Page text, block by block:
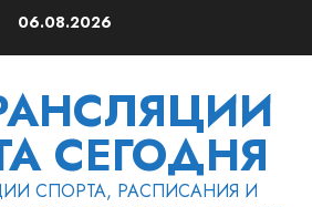
06.08.2026
СЕГОДНЯ
СПОРТА, РАСПИСАНИЯ И